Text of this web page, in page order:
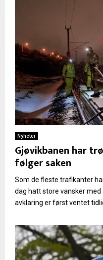
Nyheter
Gjøvikbanen har
følger saken
Som de fleste trafikanter
dag hatt store vansker med
avklaring er først ventet